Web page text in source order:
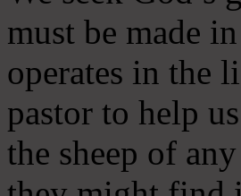
must be made
operates in the
pastor to help
the sheep of